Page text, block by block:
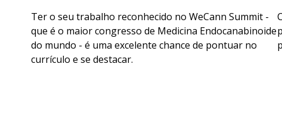
Ter o seu trabalho reconhecido no WeCann Summit -
que é o maior congresso de Medicina Endocanabinoide
do mundo - é uma excelente chance de pontuar no
currículo e se destacar.